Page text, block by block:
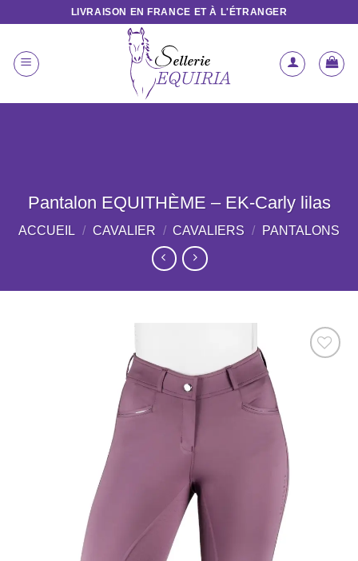
contenu
LIVRAISON EN FRANCE ET À L'ÉTRANGER
Pantalon EQUITHÈME – EK-Carly lilas
ACCUEIL / CAVALIER / CAVALIERS / PANTALONS